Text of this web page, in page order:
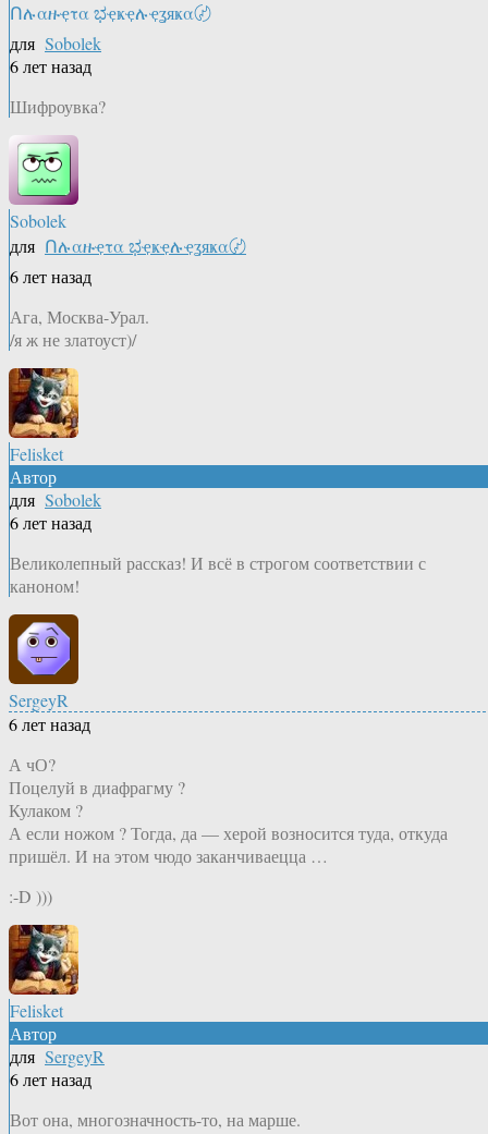
Ոሉαዙҿτα ಭҿҝҿሉҿʓяҝα〄
для Sobolek
6 лет назад
Шифроувка?
Sobolek
для Ոሉαዙҿτα ಭҿҝҿሉҿʓяҝα〄
6 лет назад
Ага, Москва-Урал.
/я ж не златоуст)/
Felisket
Автор
для Sobolek
6 лет назад
Великолепный рассказ! И всё в строгом соответствии с
каноном!
SergeyR
6 лет назад
А чО?
Поцелуй в диафрагму ?
Кулаком ?
А если ножом ? Тогда, да — херой возносится туда, откуда
пришёл. И на этом чюдо заканчиваецца …
:-D )))
Felisket
Автор
для SergeyR
6 лет назад
Вот она, многозначность-то, на марше.